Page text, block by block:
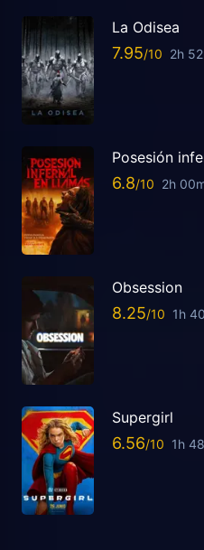
La Odisea
7.95 2h
Posesión
6.8 2h
Obsession
8.25 1h
Supergirl
6.56 1h